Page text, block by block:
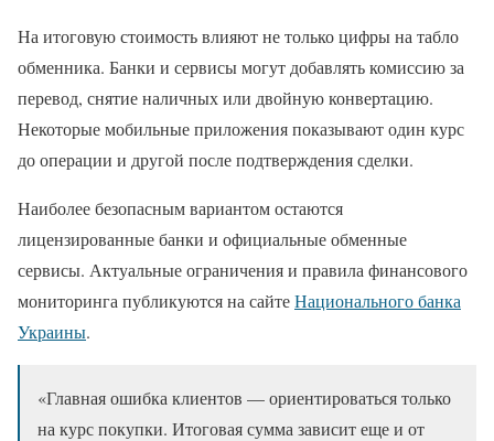
На итоговую стоимость влияют не только цифры на табло
обменника. Банки и сервисы могут добавлять комиссию за
перевод, снятие наличных или двойную конвертацию.
Некоторые мобильные приложения показывают один курс
до операции и другой после подтверждения сделки.
Наиболее безопасным вариантом остаются
лицензированные банки и официальные обменные
сервисы. Актуальные ограничения и правила финансового
мониторинга публикуются на сайтеНационального банка
Украины.
«Главная ошибка клиентов — ориентироваться только
на курс покупки. Итоговая сумма зависит еще и от